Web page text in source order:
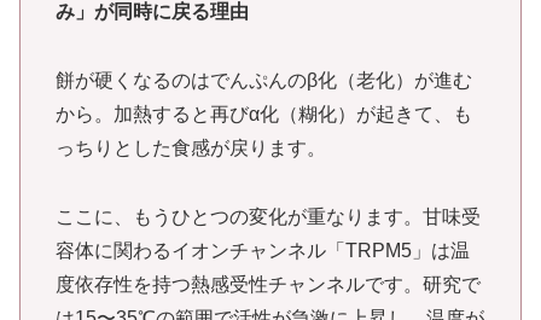
み」が同時に戻る理由
餅が硬くなるのはでんぷんのβ化（老化）が進む
から。加熱すると再びα化（糊化）が起きて、も
っちりとした食感が戻ります。
ここに、もうひとつの変化が重なります。甘味受
容体に関わるイオンチャンネル「TRPM5」は温
度依存性を持つ熱感受性チャンネルです。研究で